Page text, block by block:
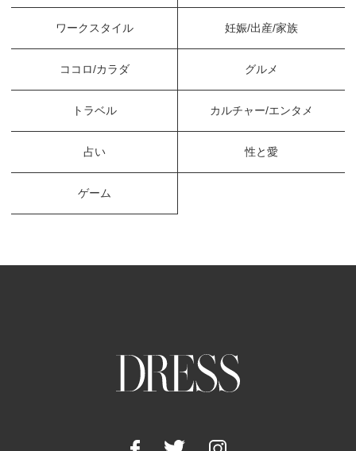
ワークスタイル 妊娠/出産/家族
ココロ/カラダ グルメ
トラベル カルチャー/エンタメ
占い 性と愛
ゲーム